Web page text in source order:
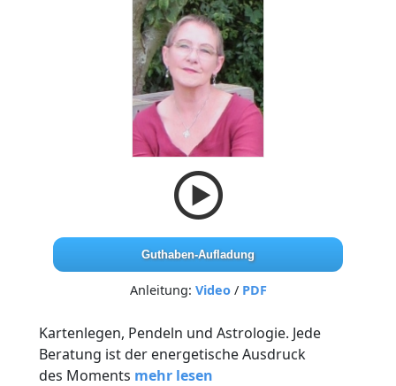
Guthaben-Aufladung
Anleitung: Video / PDF
Kartenlegen, Pendeln und Astrologie. Jede
Beratung ist der energetische Ausdruck
des Moments mehr lesen